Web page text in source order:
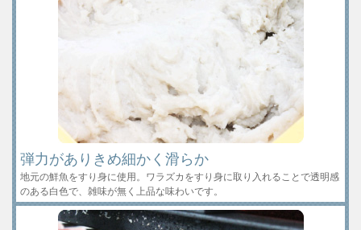
弾力がありきめ細かく滑らか
地元の鮮魚をすり身に使用。ワラズカをすり身に取り入れることで透明感
のある白色で、雑味が無く上品な味わいです。